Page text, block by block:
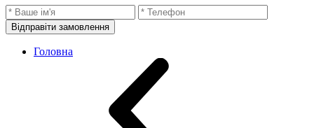
Відправіти замовлення
Головна